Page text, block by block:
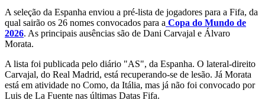
A seleção da Espanha enviou a pré-lista de jogadores para a Fifa, da
qual sairão os 26 nomes convocados para a Copa do Mundo de
2026. As principais ausências são de Dani Carvajal e Álvaro
Morata.
A lista foi publicada pelo diário "AS", da Espanha. O lateral-direito
Carvajal, do Real Madrid, está recuperando-se de lesão. Já Morata
está em atividade no Como, da Itália, mas já não foi convocado por
Luis de La Fuente nas últimas Datas Fifa.